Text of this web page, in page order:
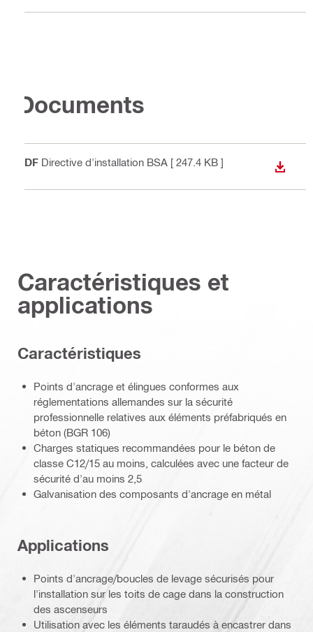
Documents
PDF Directive d'installation BSA [ 247.4 KB ]
Caractéristiques et
applications
Caractéristiques
Points d'ancrage et élingues conformes aux
réglementations allemandes sur la sécurité
professionnelle relatives aux éléments préfabriqués en
béton (BGR 106)
Charges statiques recommandées pour le béton de
classe C12/15 au moins, calculées avec une facteur de
sécurité d'au moins 2,5
Galvanisation des composants d'ancrage en métal
Applications
Points d'ancrage/boucles de levage sécurisés pour
l'installation sur les toits de cage dans la construction
des ascenseurs
Utilisation avec les éléments taraudés à encastrer dans